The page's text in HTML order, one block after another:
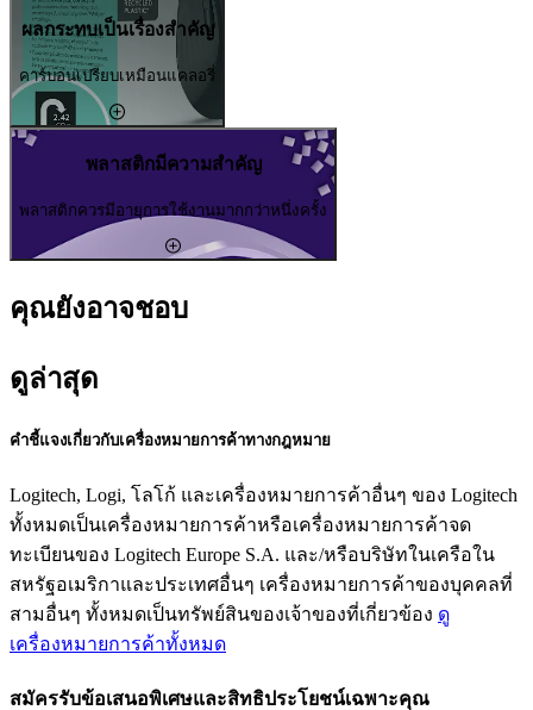
ผลกระทบเป็นเรื่องสำคัญ
คาร์บอนเปรียบเหมือนแคลอรี่
พลาสติกมีความสำคัญ
พลาสติกควรมีอายุการใช้งานมากกว่าหนึ่งครั้ง
คุณยังอาจชอบ
ดูล่าสุด
คำชี้แจงเกี่ยวกับเครื่องหมายการค้าทางกฎหมาย
Logitech, Logi, โลโก้ และเครื่องหมายการค้าอื่นๆ ของ Logitech
ทั้งหมดเป็นเครื่องหมายการค้าหรือเครื่องหมายการค้าจด
ทะเบียนของ Logitech Europe S.A. และ/หรือบริษัทในเครือใน
สหรัฐอเมริกาและประเทศอื่นๆ เครื่องหมายการค้าของบุคคลที่
สามอื่นๆ ทั้งหมดเป็นทรัพย์สินของเจ้าของที่เกี่ยวข้อง ดู
เครื่องหมายการค้าทั้งหมด
สมัครรับข้อเสนอพิเศษและสิทธิประโยชน์เฉพาะคุณ